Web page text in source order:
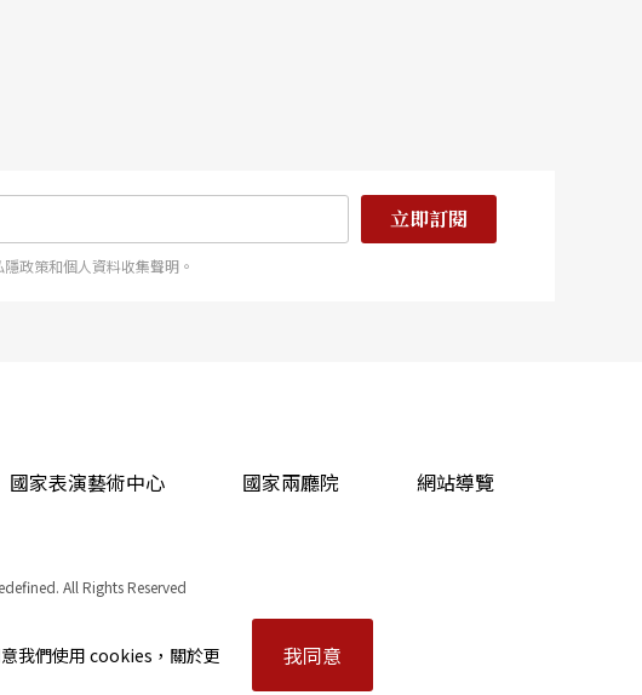
立即訂閱
政策和個人資料收集聲明。
國家表演藝術中心 國家兩廳院 網站導覽
All Rights Reserved
。我們使用 cookies，關於更
我同意